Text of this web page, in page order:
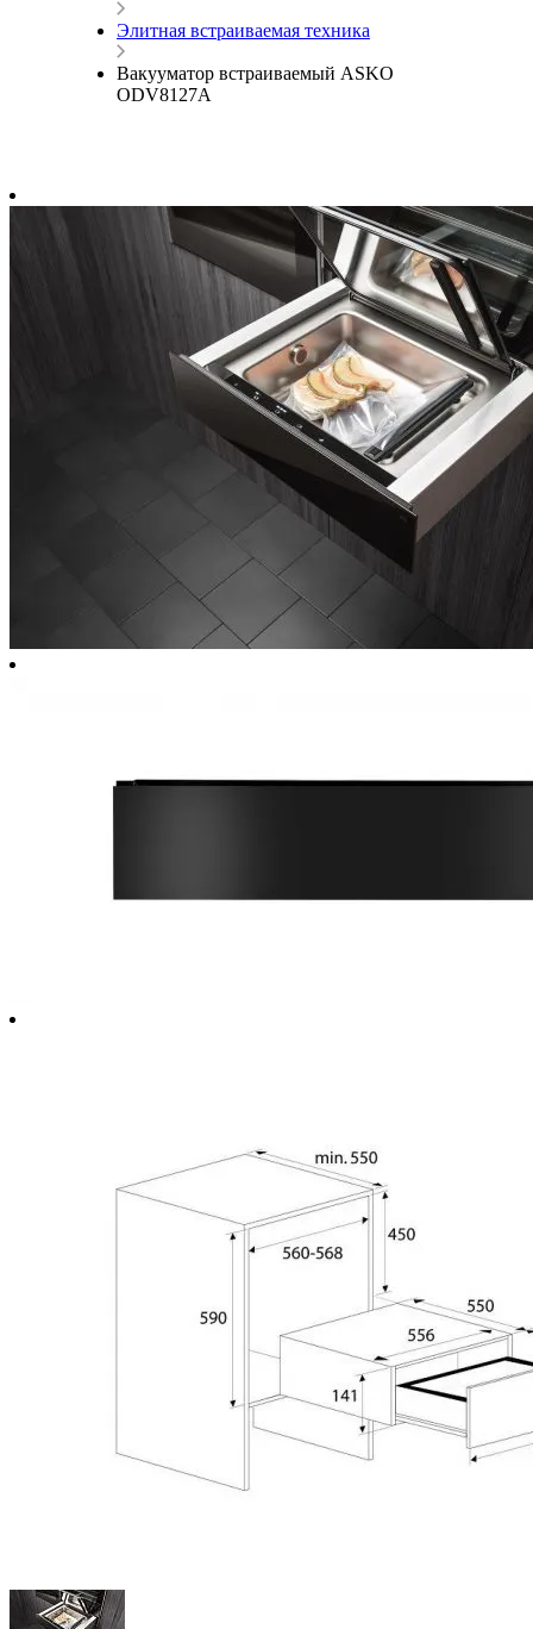
Элитная встраиваемая техника
Вакууматор встраиваемый ASKO
ODV8127A